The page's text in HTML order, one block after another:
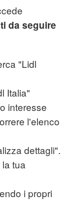
da seguire
"Lidl
Italia"
interesse
l'elenco
dettagli".
tua
i propri